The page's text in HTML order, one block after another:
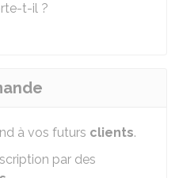
t-il ?
à vos futurs clients.
par des